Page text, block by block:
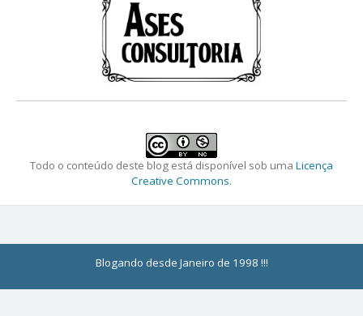
Todo o conteúdo deste blog está disponível sob uma Licença
Creative Commons.
Blogando desde Janeiro de 1998 !!!